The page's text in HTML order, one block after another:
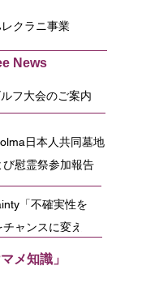
クラニ事業
News
フ大会のご案内
日本人共同墓地
慰霊祭参加報告
「不確実性を
ャンスに変え
メ知識」